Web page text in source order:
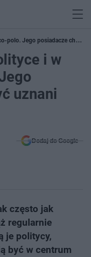
polo. Jego posiadacze chcą
i w
uznani
Dodaj do Google
często jak
regularnie
je politycy,
być w centrum